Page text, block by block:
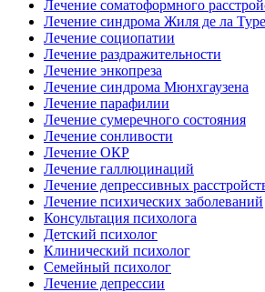
Лечение соматоформного
Лечение синдрома Жиля де ла
Лечение социопатии
Лечение раздражительности
Лечение энкопреза
Лечение синдрома Мюнхгаузена
Лечение парафилии
Лечение сумеречного состояния
Лечение сонливости
Лечение ОКР
Лечение галлюцинаций
Лечение депрессивных
Лечение психических заболеваний
Консультация психолога
Детский психолог
Клинический психолог
Семейный психолог
Лечение депрессии